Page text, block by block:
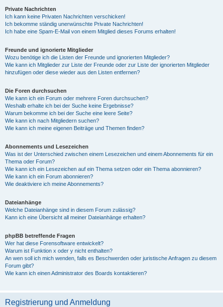
Private Nachrichten
Ich kann keine Privaten Nachrichten verschicken!
Ich bekomme ständig unerwünschte Private Nachrichten!
Ich habe eine Spam-E-Mail von einem Mitglied dieses Forums erhalten!
Freunde und ignorierte Mitglieder
Wozu benötige ich die Listen der Freunde und ignorierten Mitglieder?
Wie kann ich Mitglieder zur Liste der Freunde oder zur Liste der ignorierten Mitglieder
hinzufügen oder diese wieder aus den Listen entfernen?
Die Foren durchsuchen
Wie kann ich ein Forum oder mehrere Foren durchsuchen?
Weshalb erhalte ich bei der Suche keine Ergebnisse?
Warum bekomme ich bei der Suche eine leere Seite?
Wie kann ich nach Mitgliedern suchen?
Wie kann ich meine eigenen Beiträge und Themen finden?
Abonnements und Lesezeichen
Was ist der Unterschied zwischen einem Lesezeichen und einem Abonnements für ein
Thema oder Forum?
Wie kann ich ein Lesezeichen auf ein Thema setzen oder ein Thema abonnieren?
Wie kann ich ein Forum abonnieren?
Wie deaktiviere ich meine Abonnements?
Dateianhänge
Welche Dateianhänge sind in diesem Forum zulässig?
Kann ich eine Übersicht all meiner Dateianhänge erhalten?
phpBB betreffende Fragen
Wer hat diese Forensoftware entwickelt?
Warum ist Funktion x oder y nicht enthalten?
An wen soll ich mich wenden, falls es Beschwerden oder juristische Anfragen zu diesem
Forum gibt?
Wie kann ich einen Administrator des Boards kontaktieren?
Registrierung und Anmeldung